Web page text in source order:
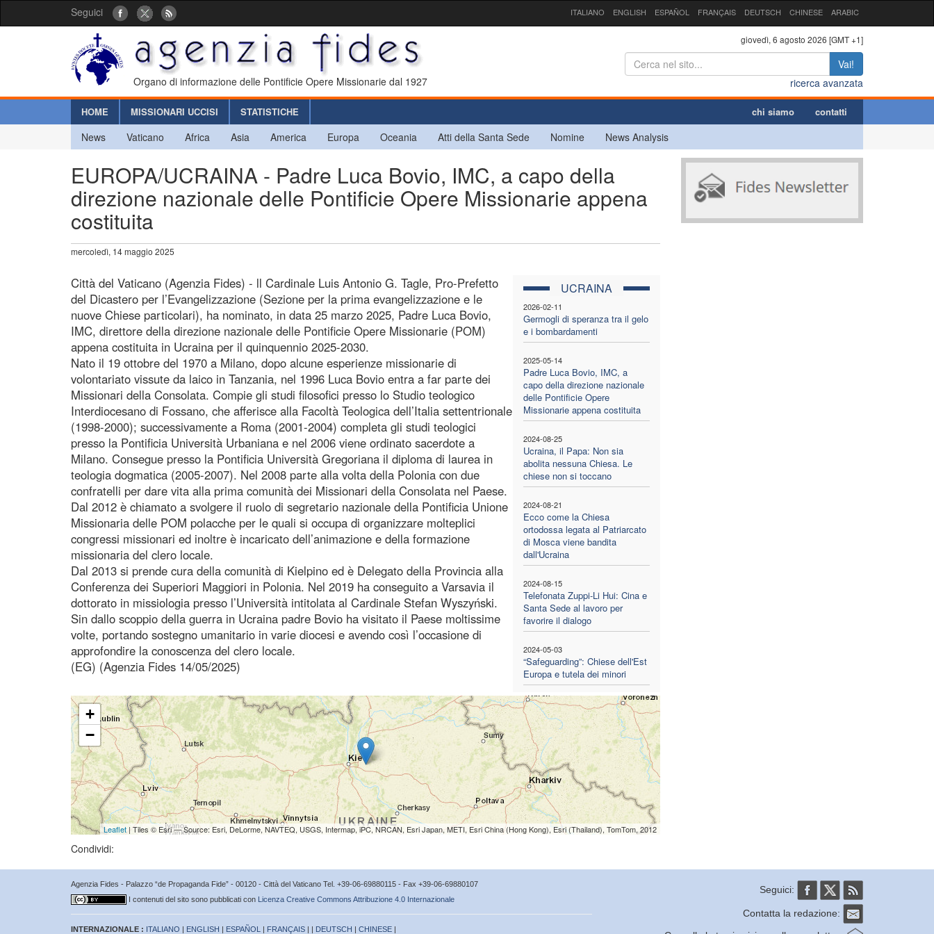
Seguici ITALIANO ENGLISH ESPAÑOL FRANÇAIS DEUTSCH CHINESE ARABIC
Organo di informazione delle Pontificie Opere Missionarie dal 1927
giovedì, 6 agosto 2026 [GMT +1]
Vai!
ricerca avanzata
HOME MISSIONARI UCCISI STATISTICHE chi siamo contatti
News Vaticano Africa Asia America Europa Oceania Atti della Santa Sede Nomine News Analysis
EUROPA/UCRAINA - Padre Luca Bovio, IMC, a capo della
direzione nazionale delle Pontificie Opere Missionarie appena
costituita
mercoledì, 14 maggio 2025
UCRAINA
2026-02-11
Germogli di speranza tra il gelo
e i bombardamenti
2025-05-14
Padre Luca Bovio, IMC, a
capo della direzione nazionale
delle Pontificie Opere
Missionarie appena costituita
2024-08-25
Ucraina, il Papa: Non sia
abolita nessuna Chiesa. Le
chiese non si toccano
2024-08-21
Ecco come la Chiesa
ortodossa legata al Patriarcato
di Mosca viene bandita
dall'Ucraina
2024-08-15
Telefonata Zuppi-Li Hui: Cina e
Santa Sede al lavoro per
favorire il dialogo
2024-05-03
“Safeguarding”: Chiese dell'Est
Europa e tutela dei minori
Città del Vaticano (Agenzia Fides) - ll Cardinale Luis Antonio G. Tagle, Pro-Prefetto
del Dicastero per l’Evangelizzazione (Sezione per la prima evangelizzazione e le
nuove Chiese particolari), ha nominato, in data 25 marzo 2025, Padre Luca Bovio,
IMC, direttore della direzione nazionale delle Pontificie Opere Missionarie (POM)
appena costituita in Ucraina per il quinquennio 2025-2030.
Nato il 19 ottobre del 1970 a Milano, dopo alcune esperienze missionarie di
volontariato vissute da laico in Tanzania, nel 1996 Luca Bovio entra a far parte dei
Missionari della Consolata. Compie gli studi filosofici presso lo Studio teologico
Interdiocesano di Fossano, che afferisce alla Facoltà Teologica dell’Italia settentrionale
(1998-2000); successivamente a Roma (2001-2004) completa gli studi teologici
presso la Pontificia Università Urbaniana e nel 2006 viene ordinato sacerdote a
Milano. Consegue presso la Pontificia Università Gregoriana il diploma di laurea in
teologia dogmatica (2005-2007). Nel 2008 parte alla volta della Polonia con due
confratelli per dare vita alla prima comunità dei Missionari della Consolata nel Paese.
Dal 2012 è chiamato a svolgere il ruolo di segretario nazionale della Pontificia Unione
Missionaria delle POM polacche per le quali si occupa di organizzare molteplici
congressi missionari ed inoltre è incaricato dell’animazione e della formazione
missionaria del clero locale.
Dal 2013 si prende cura della comunità di Kielpino ed è Delegato della Provincia alla
Conferenza dei Superiori Maggiori in Polonia. Nel 2019 ha conseguito a Varsavia il
dottorato in missiologia presso l’Università intitolata al Cardinale Stefan Wyszyński.
Sin dallo scoppio della guerra in Ucraina padre Bovio ha visitato il Paese moltissime
volte, portando sostegno umanitario in varie diocesi e avendo così l’occasione di
approfondire la conoscenza del clero locale.
(EG) (Agenzia Fides 14/05/2025)
+
−
Leaflet| Tiles © Esri — Source: Esri, DeLorme, NAVTEQ, USGS, Intermap, iPC, NRCAN, Esri Japan, METI, Esri China (Hong Kong), Esri (Thailand), TomTom, 2012
Condividi:
Agenzia Fides - Palazzo “de Propaganda Fide” - 00120 - Città del Vaticano Tel. +39-06-69880115 - Fax +39-06-69880107
I contenuti del sito sono pubblicati con Licenza Creative Commons Attribuzione 4.0 Internazionale
INTERNAZIONALE : ITALIANO | ENGLISH | ESPAÑOL | FRANÇAIS | | DEUTSCH | CHINESE |
Seguici:
Contatta la redazione: